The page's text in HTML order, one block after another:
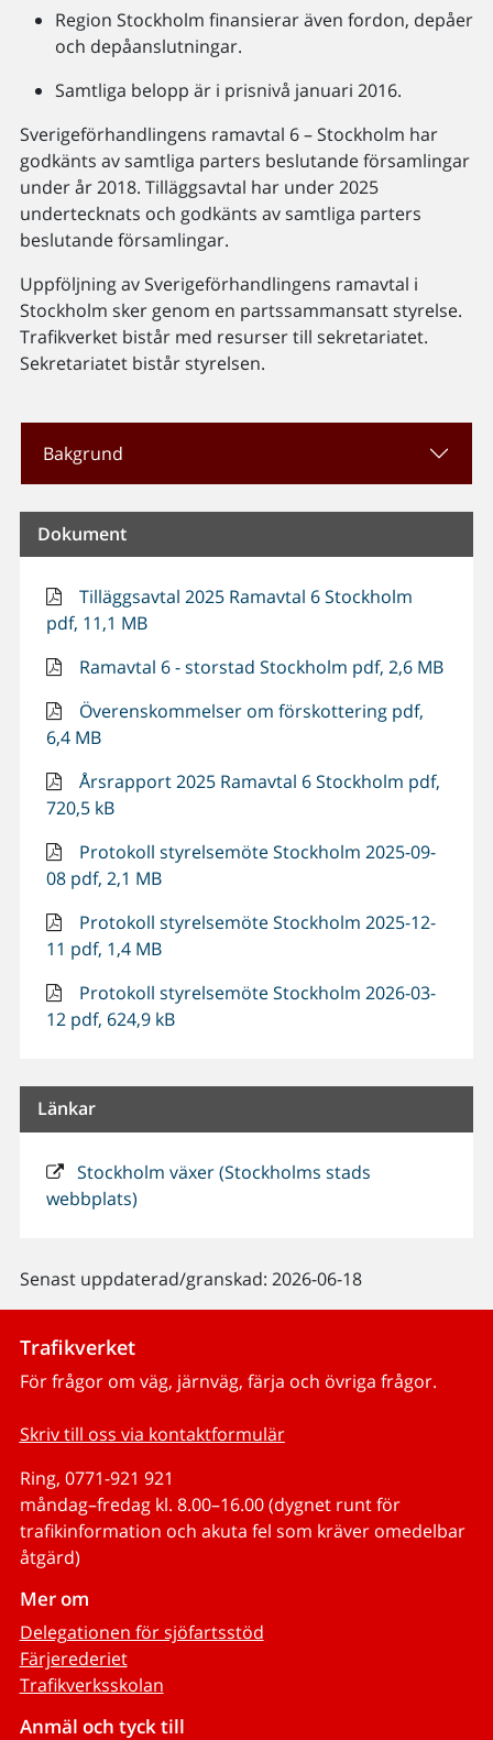
Region Stockholm finansierar även fordon, depåer
och depåanslutningar.
Samtliga belopp är i prisnivå januari 2016.
Sverigeförhandlingens ramavtal 6 – Stockholm har
godkänts av samtliga parters beslutande församlingar
under år 2018. Tilläggsavtal har under 2025
undertecknats och godkänts av samtliga parters
beslutande församlingar.
Uppföljning av Sverigeförhandlingens ramavtal i
Stockholm sker genom en partssammansatt styrelse.
Trafikverket bistår med resurser till sekretariatet.
Sekretariatet bistår styrelsen.
Bakgrund
Dokument
Tilläggsavtal 2025 Ramavtal 6 Stockholm
pdf, 11,1 MB
Ramavtal 6 - storstad Stockholm pdf, 2,6 MB
Överenskommelser om förskottering pdf,
6,4 MB
Årsrapport 2025 Ramavtal 6 Stockholm pdf,
720,5 kB
Protokoll styrelsemöte Stockholm 2025-09-
08 pdf, 2,1 MB
Protokoll styrelsemöte Stockholm 2025-12-
11 pdf, 1,4 MB
Protokoll styrelsemöte Stockholm 2026-03-
12 pdf, 624,9 kB
Länkar
Stockholm växer (Stockholms stads
webbplats)
Senast uppdaterad/granskad: 2026-06-18
Trafikverket
För frågor om väg, järnväg, färja och övriga frågor.
Skriv till oss via kontaktformulär
Ring, 0771-921 921
måndag–fredag kl. 8.00–16.00 (dygnet runt för
trafikinformation och akuta fel som kräver omedelbar
åtgärd)
Mer om
Delegationen för sjöfartsstöd
Färjerederiet
Trafikverksskolan
Anmäl och tyck till